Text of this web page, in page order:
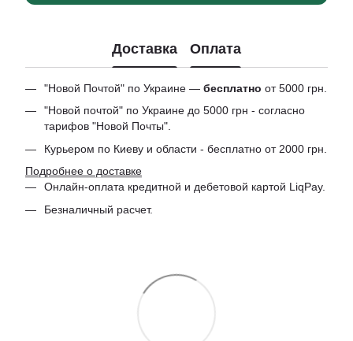
Доставка Оплата
"Новой Почтой" по Украине — бесплатно от 5000 грн.
"Новой почтой" по Украине до 5000 грн - согласно
тарифов "Новой Почты".
Курьером по Киеву и области - бесплатно от 2000 грн.
Подробнее о доставке
Онлайн-оплата кредитной и дебетовой картой LiqPay.
Безналичный расчет.